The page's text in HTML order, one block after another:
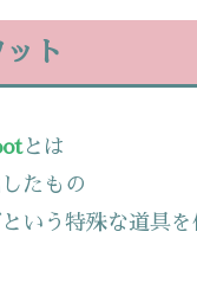
ト
とは
たもの
いう特殊な道具